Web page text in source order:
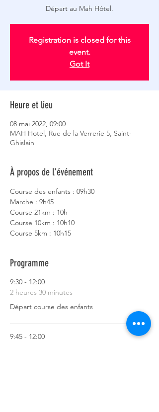
Départ au Mah Hôtel.
Registration is closed for this
event.
Got It
Heure et lieu
08 mai 2022, 09:00
MAH Hotel, Rue de la Verrerie 5, Saint-
Ghislain
À propos de l'événement
Course des enfants : 09h30
Marche : 9h45
Course 21km : 10h
Course 10km : 10h10
Course 5km : 10h15
Programme
9:30 - 12:00
2 heures 30 minutes
Départ course des enfants
9:45 - 12:00